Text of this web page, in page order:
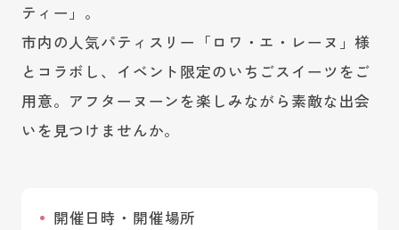
ティー」。
市内の人気パティスリー「ロワ・エ・レーヌ」様
とコラボし、イベント限定のいちごスイーツをご
用意。アフターヌーンを楽しみながら素敵な出会
いを見つけませんか。
開催日時・開催場所